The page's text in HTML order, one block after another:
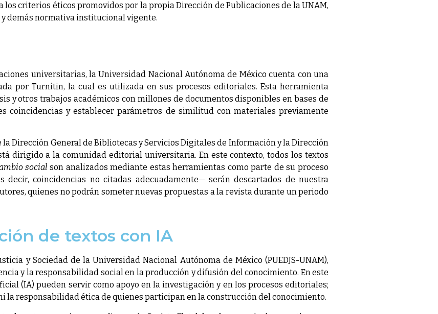
los criterios éticos promovidos por la propia Dirección de Publicaciones de la UNAM,
y demás normativa institucional vigente.
universitarias, la Universidad Nacional Autónoma de México cuenta con una
por Turnitin, la cual es utilizada en sus procesos editoriales. Esta herramienta
y otros trabajos académicos con millones de documentos disponibles en bases de
y establecer parámetros de similitud con materiales previamente
Dirección General de Bibliotecas y Servicios Digitales de Información y la Dirección
dirigido a la comunidad editorial universitaria. En este contexto, todos los textos
social son analizados mediante estas herramientas como parte de su proceso
coincidencias no citadas adecuadamente— serán descartados de nuestra
quienes no podrán someter nuevas propuestas a la revista durante un periodo
de textos con IA
y Sociedad de la Universidad Nacional Autónoma de México (PUEDJS-UNAM),
y la responsabilidad social en la producción y difusión del conocimiento. En este
(IA) pueden servir como apoyo en la investigación y en los procesos editoriales;
responsabilidad ética de quienes participan en la construcción del conocimiento.